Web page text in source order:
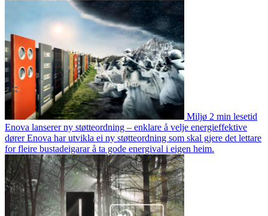
Miljø 2 min lesetid
Enova lanserer ny støtteordning – enklare å velje energieffektive
dørerEnova har utvikla ei ny støtteordning som skal gjere det lettare
for fleire bustadeigarar å ta gode energival i eigen heim.